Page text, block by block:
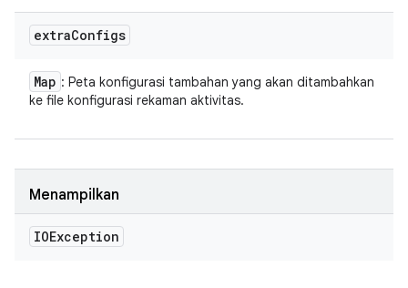
extraConfigs
Map : Peta konfigurasi tambahan yang akan ditambahkan
ke file konfigurasi rekaman aktivitas.
Menampilkan
IOException